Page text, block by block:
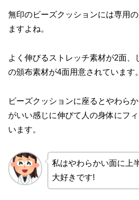
無印のビーズクッションには専用
ますよね。
よく伸びるストレッチ素材が2面、
の頒布素材が4面用意されています。
ビーズクッションに座るとやわら
がいい感じに伸びて人の身体にフ
います。
私はやわらかい面に上
大好きです!